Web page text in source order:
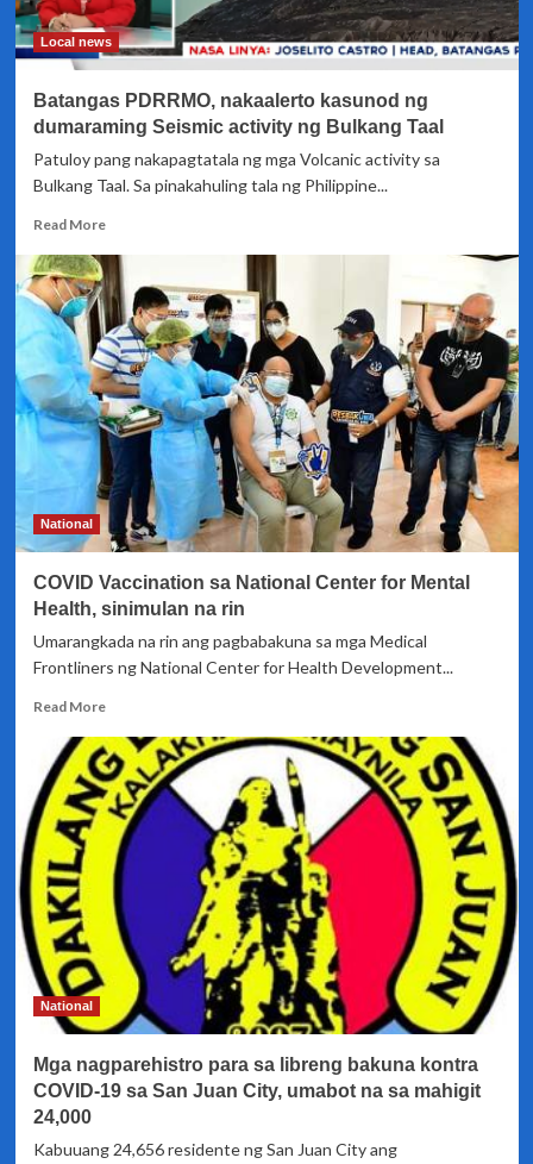
na
Local news
Batangas PDRRMO, nakaalerto kasunod ng
dumaraming Seismic activity ng Bulkang Taal
Patuloy pang nakapagtatala ng mga Volcanic activity sa
Bulkang Taal. Sa pinakahuling tala ng Philippine...
Read MoreRead
about
Batangas
PDRRMO,
nakaalerto
kasunod
ng
dumaraming
Seismic
activity
ng
Bulkang
Taal
National
COVID Vaccination sa National Center for Mental
Health, sinimulan na rin
Umarangkada na rin ang pagbabakuna sa mga Medical
Frontliners ng National Center for Health Development...
Read MoreRead
about
COVID
Vaccination
sa
National
Center
Mental
Health,
sinimulan
na
National
Mga nagparehistro para sa libreng bakuna kontra
COVID-19 sa San Juan City, umabot na sa mahigit
24,000
Kabuuang 24,656 residente ng San Juan City ang